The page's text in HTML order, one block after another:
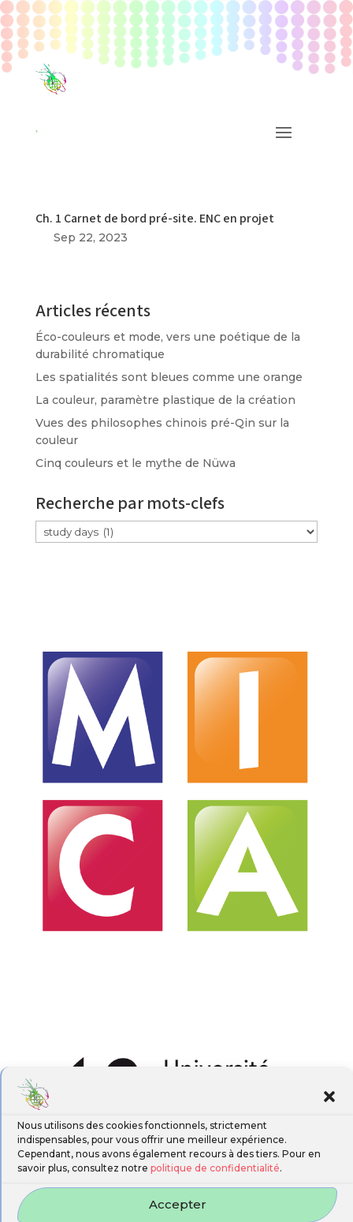
Nous utilisons des cookies fonctionnels, strictement
indispensables, pour vous offrir une meilleur expérience.
Cependant, nous avons également recours à des tiers. Pour en
savoir plus, consultez notre politique de confidentialité.
Accepter
Ch. 1 Carnet de bord pré-site. ENC en projet
Sep 22, 2023
Articles récents
Éco-couleurs et mode, vers une poétique de la
durabilité chromatique
Les spatialités sont bleues comme une orange
La couleur, paramètre plastique de la création
Vues des philosophes chinois pré-Qin sur la
couleur
Cinq couleurs et le mythe de Nüwa
Recherche par mots-clefs
Étiquettes